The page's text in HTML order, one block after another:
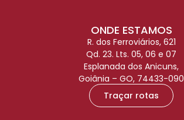
ONDE ESTAMOS
R. dos Ferroviários, 621
Qd. 23. Lts. 05, 06 e 07
Esplanada dos Anicuns,
Goiânia – GO, 74433-090
Traçar rotas